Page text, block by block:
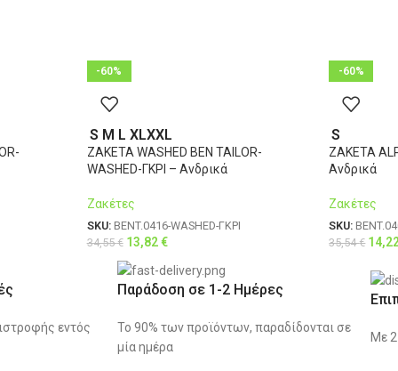
-60%
S M L XLXXL
ΖΑΚΕΤΑ WASHED BEN TAILOR-
WASHED-ΓΚΡΙ – Ανδρικά
Ζακέτες
SKU: BENT.0416-WASHED-ΓΚΡΙ
34,55€ 13,82€
-60%
S
ΖΑΚΕΤΑ
Ανδρικά
Ζακέτες
SKU:
35,54€
εντός
Παράδοση σε 1-2 Ημέρες
Το 90% των προϊόντων, παραδίδονται σε
μία ημέρα
Με